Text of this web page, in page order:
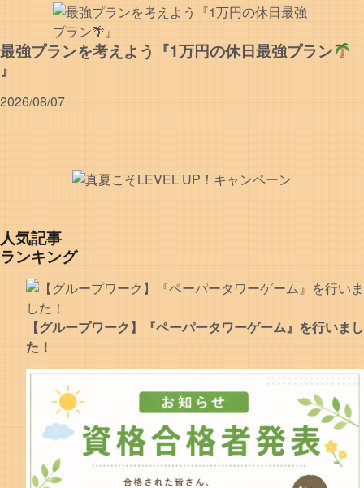
最強プランを考えよう『1万円の休日最強プラン
』
2026/08/07
人気記事
ランキング
【グループワーク】『ペーパータワーゲーム』を行いまし
た！